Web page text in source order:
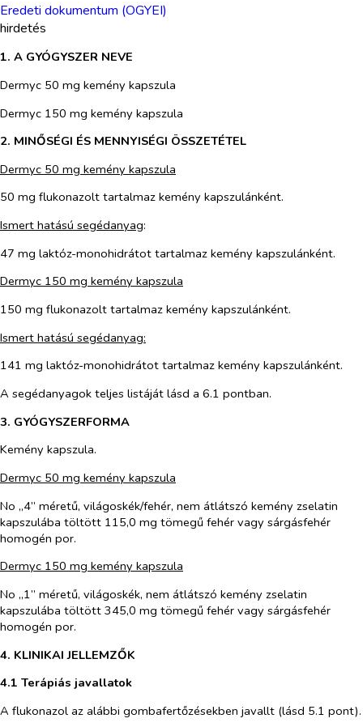
Eredeti dokumentum (OGYEI)
hirdetés
1. A GYÓGYSZER NEVE
Dermyc 50 mg kemény kapszula
Dermyc 150 mg kemény kapszula
2. MINŐSÉGI ÉS MENNYISÉGI ÖSSZETÉTEL
Dermyc 50 mg kemény kapszula
50 mg flukonazolt tartalmaz kemény kapszulánként.
Ismert hatású segédanyag:
47 mg laktóz-monohidrátot tartalmaz kemény kapszulánként.
Dermyc 150 mg kemény kapszula
150 mg flukonazolt tartalmaz kemény kapszulánként.
Ismert hatású segédanyag:
141 mg laktóz-monohidrátot tartalmaz kemény kapszulánként.
A segédanyagok teljes listáját lásd a 6.1 pontban.
3. GYÓGYSZERFORMA
Kemény kapszula.
Dermyc 50 mg kemény kapszula
No „4” méretű, világoskék/fehér, nem átlátszó kemény zselatin
kapszulába töltött 115,0 mg tömegű fehér vagy sárgásfehér
homogén por.
Dermyc 150 mg kemény kapszula
No „1” méretű, világoskék, nem átlátszó kemény zselatin
kapszulába töltött 345,0 mg tömegű fehér vagy sárgásfehér
homogén por.
4. KLINIKAI JELLEMZŐK
4.1 Terápiás javallatok
A flukonazol az alábbi gombafertőzésekben javallt (lásd 5.1 pont).